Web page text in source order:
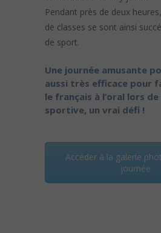
Pendant près de deux
de classes se sont ainsi
de sport.
Une journée amusante
aussi très efficace pour
le français à l’oral lors
sportive, un vrai défi !
Accéder à la galerie
journée